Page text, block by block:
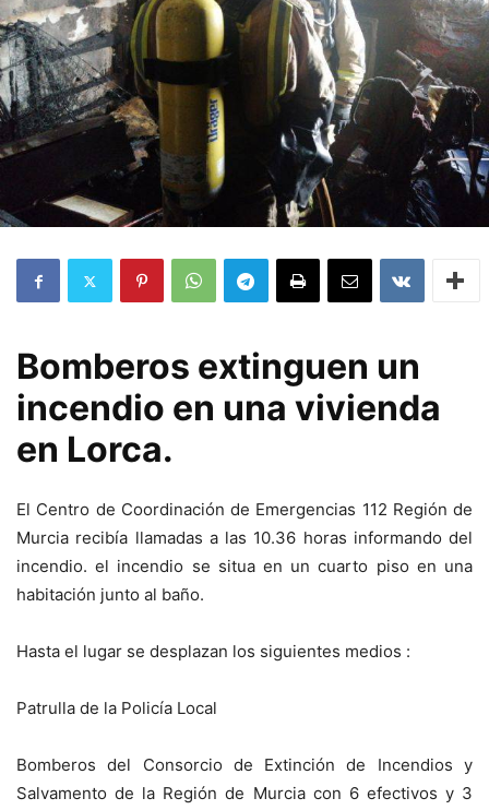
Bomberos extinguen un
incendio en una vivienda
en Lorca.
El Centro de Coordinación de Emergencias 112 Región de
Murcia recibía llamadas a las 10.36 horas informando del
incendio. el incendio se situa en un cuarto piso en una
habitación junto al baño.
Hasta el lugar se desplazan los siguientes medios :
Patrulla de la Policía Local
Bomberos del Consorcio de Extinción de Incendios y
Salvamento de la Región de Murcia con 6 efectivos y 3